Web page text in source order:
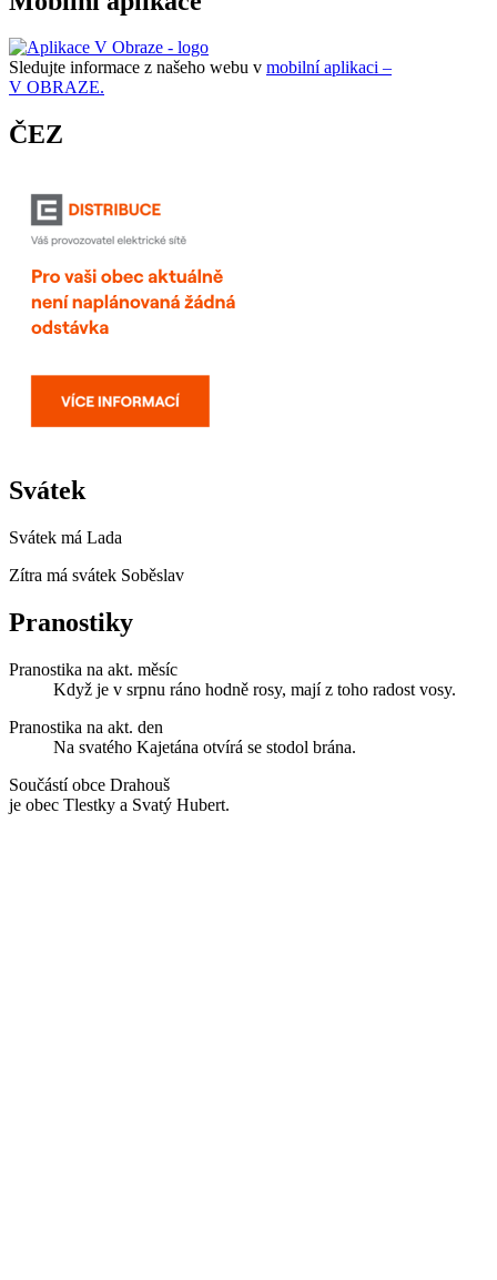
Sledujte informace z našeho webu v mobilní aplikaci –
V OBRAZE.
ČEZ
Svátek
Svátek má Lada
Zítra má svátek Soběslav
Pranostiky
Pranostika na akt. měsíc
Když je v srpnu ráno hodně rosy, mají z toho radost vosy.
Pranostika na akt. den
Na svatého Kajetána otvírá se stodol brána.
Součástí obce Drahouš
je obec Tlestky a Svatý Hubert.